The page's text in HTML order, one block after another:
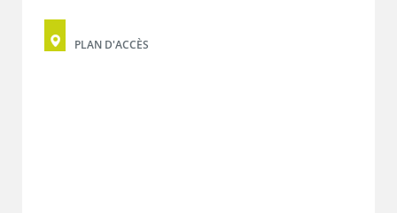
PLAN D'ACCÈS